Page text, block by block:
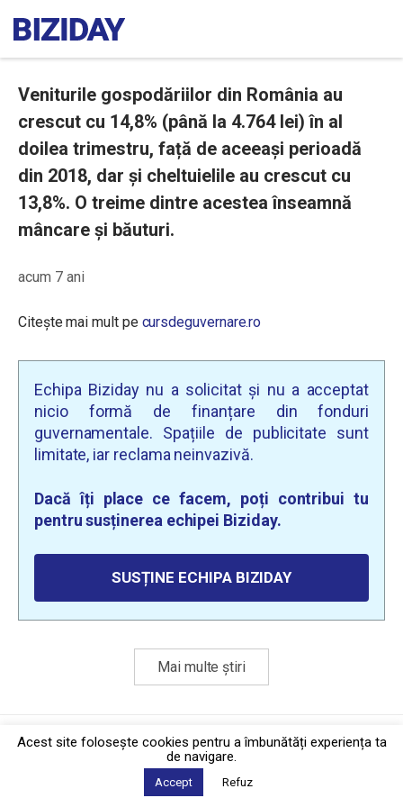
Veniturile gospodăriilor din România au
crescut cu 14,8% (până la 4.764 lei) în al
doilea trimestru, față de aceeași perioadă
din 2018, dar și cheltuielile au crescut cu
13,8%. O treime dintre acestea înseamnă
mâncare și băuturi.
acum 7 ani
Citește mai mult pe cursdeguvernare.ro
Echipa Biziday nu a solicitat și nu a acceptat
nicio formă de finanțare din fonduri
guvernamentale. Spațiile de publicitate sunt
limitate, iar reclama neinvazivă.
Dacă îți place ce facem, poți contribui tu
pentru susținerea echipei Biziday.
SUSȚINE ECHIPA BIZIDAY
Mai multe știri
Politica de confidențialitate·Contact
2026 © Biziday
Acest site foloseşte cookies pentru a îmbunătăți experiența ta
de navigare.
Accept Refuz